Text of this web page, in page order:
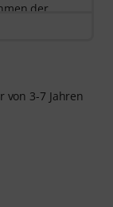
der
2026
per E-Mail
3-7 Jahren